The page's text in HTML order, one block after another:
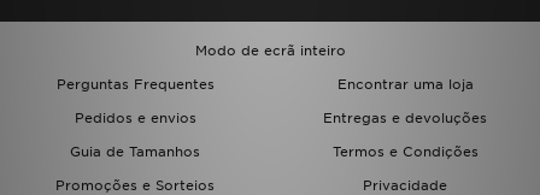
Modo de ecrã inteiro
Perguntas Frequentes
Encontrar uma loja
Pedidos e envios
Entregas e devoluções
Guia de Tamanhos
Termos e Condições
Promoções e Sorteios
Privacidade